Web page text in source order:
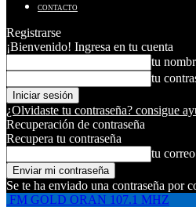
CONTACTO
Registrarse
¡Bienvenido! Ingresa en tu cuenta
tu
tu
¿Olvidaste tu contraseña? consigue
Recuperación de contraseña
Recupera tu contraseña
tu
Se te ha enviado una contraseña por
FM GOLD ORAN 107.1 MHZ